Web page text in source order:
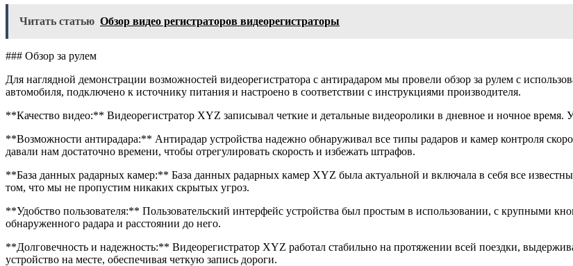
Читать статью Обзор видео регистраторов видеорегистраторы
### Обзор за рулем
Для наглядной демонстрации возможностей видеорегистратора с антирадаром мы провели обзор за рулем с
автомобиля, подключено к источнику питания и настроено в соответствии с инструкциями производителя.
**Качество видео:** Видеорегистратор XYZ записывал четкие и детальные видеоролики в дневное и ночное время.
**Возможности антирадара:** Антирадар устройства надежно обнаруживал все типы радаров и камер контроля
давали нам достаточно времени, чтобы отрегулировать скорость и избежать штрафов.
**База данных радарных камер:** База данных радарных камер XYZ была актуальной и включала в себя все
том, что мы не пропустим никаких скрытых угроз.
**Удобство пользователя:** Пользовательский интерфейс устройства был простым в использовании, с крупными
обнаруженного радара и расстоянии до него.
**Долговечность и надежность:** Видеорегистратор XYZ работал стабильно на протяжении всей поездки,
устройство на месте, обеспечивая четкую запись дороги.